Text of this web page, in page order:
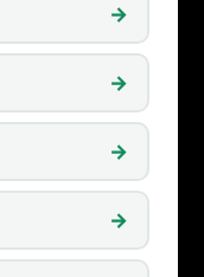
→
→
→
→